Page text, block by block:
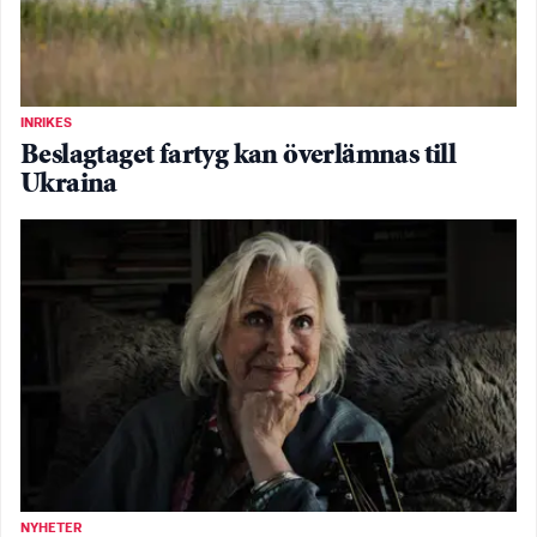
INRIKES
Beslagtaget fartyg kan överlämnas till
Ukraina
NYHETER